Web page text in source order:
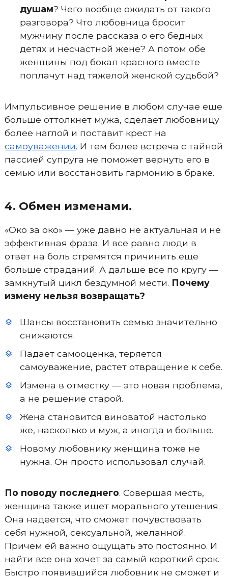
душам? Чего вообще ожидать от такого
разговора? Что любовница бросит
мужчину после рассказа о его бедных
детях и несчастной жене? А потом обе
женщины под бокал красного вместе
поплачут над тяжелой женской судьбой?
Импульсивное решение в любом случае еще
больше оттолкнет мужа, сделает любовницу
более наглой и поставит крест на
самоуважении. И тем более встреча с тайной
пассией супруга не поможет вернуть его в
семью или восстановить гармонию в браке.
4. Обмен изменами.
«Око за око» — уже давно не актуальная и не
эффективная фраза. И все равно люди в
ответ на боль стремятся причинить еще
больше страданий. А дальше все по кругу —
замкнутый цикл бездумной мести. Почему
измену нельзя возвращать?
Шансы восстановить семью значительно
снижаются.
Падает самооценка, теряется
самоуважение, растет отвращение к себе.
Измена в отместку — это новая проблема,
а не решение старой.
Жена становится виноватой настолько
же, насколько и муж, а иногда и больше.
Новому любовнику женщина тоже не
нужна. Он просто использовал случай.
По поводу последнего. Совершая месть,
женщина также ищет морального утешения.
Она надеется, что сможет почувствовать
себя нужной, сексуальной, желанной.
Причем ей важно ощущать это постоянно. И
найти все она хочет за самый короткий срок.
Быстро появившийся любовник не сможет и